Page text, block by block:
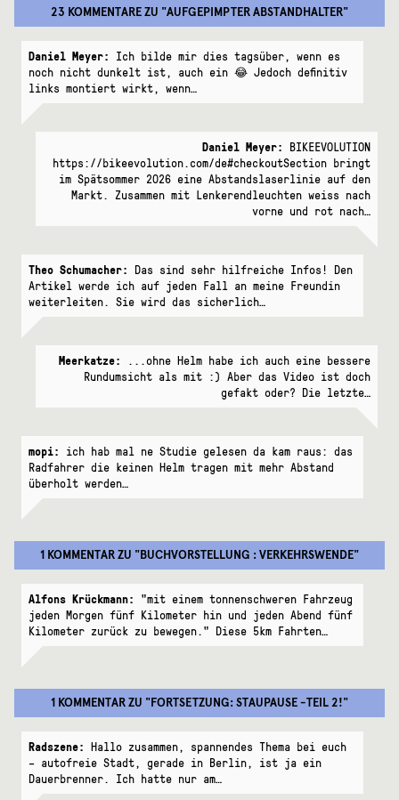
23 KOMMENTAREZU "AUFGEPIMPTER ABSTANDHALTER"
Daniel Meyer: Ich bilde mir dies tagsüber, wenn es
noch nicht dunkelt ist, auch ein 😂 Jedoch definitiv
links montiert wirkt, wenn…
Daniel Meyer: BIKEEVOLUTION
https://bikeevolution.com/de#checkoutSection bringt
im Spätsommer 2026 eine Abstandslaserlinie auf den
Markt. Zusammen mit Lenkerendleuchten weiss nach
vorne und rot nach…
Theo Schumacher: Das sind sehr hilfreiche Infos! Den
Artikel werde ich auf jeden Fall an meine Freundin
weiterleiten. Sie wird das sicherlich…
Meerkatze:
...ohne Helm habe ich auch eine bessere
Rundumsicht als mit :) Aber das Video ist doch
gefakt oder? Die letzte…
mopi: ich hab mal ne Studie gelesen da kam raus: das
Radfahrer die keinen Helm tragen mit mehr Abstand
überholt werden…
1 KOMMENTARZU "BUCHVORSTELLUNG : VERKEHRSWENDE"
Alfons Krückmann: "mit einem tonnenschweren Fahrzeug
jeden Morgen fünf Kilometer hin und jeden Abend fünf
Kilometer zurück zu bewegen." Diese 5km Fahrten…
1 KOMMENTARZU "FORTSETZUNG: STAUPAUSE -TEIL 2!"
Radszene: Hallo zusammen, spannendes Thema bei euch
– autofreie Stadt, gerade in Berlin, ist ja ein
Dauerbrenner. Ich hatte nur am…